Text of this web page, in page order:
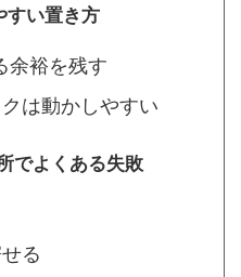
すい置き方
余裕を残す
は動かしやすい
でよくある失敗
る